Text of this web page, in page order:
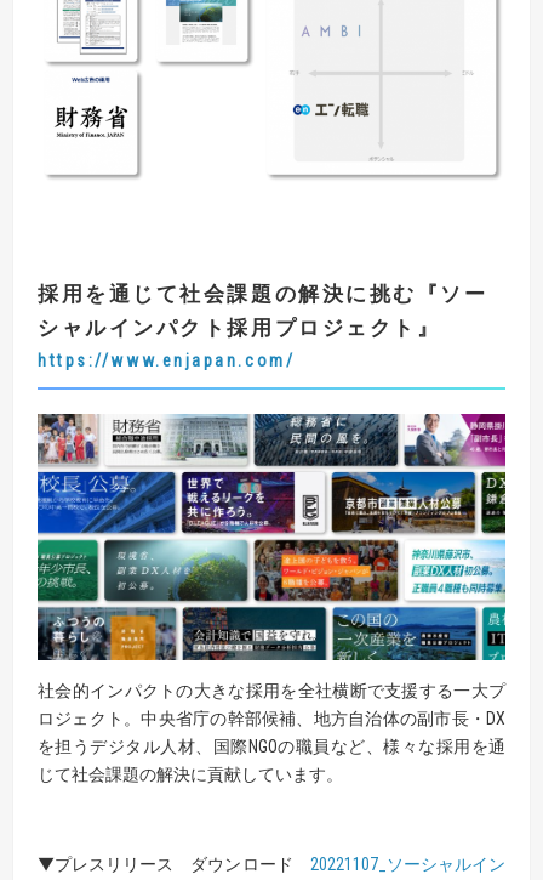
採用を通じて社会課題の解決に挑む 『 ソー
シャルインパクト採用プロジェクト 』
https://www.enjapan.com/
社会的インパクトの大きな採用を全社横断で支援する一大プ
ロジェクト。中央省庁の幹部候補、地方自治体の副市長・DX
を担うデジタル人材、国際NGOの職員など、様々な採用を通
じて社会課題の解決に貢献しています。
▼プレスリリース ダウンロード 20221107_ソーシャルイン